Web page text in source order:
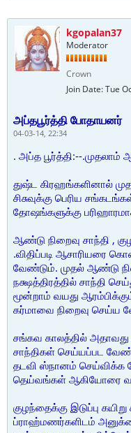
kgopalan37
Moderator
Crown
Join Date:Tue
அப்தபூர்த்தி போதாயனர்
04-03-14, 22:34
. அப்த பூர்த்தி:--.முதலாம்
துஷ்ட கிரஹங்களினால்
சிசுவுக்கு பெரிய
தோஷங்களுக்கு
ஆண்டு நிறைவு சாந்தி ,
.விதிப்படி ஆசாரியரை
வேண்டும். முதல் ஆண்டு
நக்ஷத்திரத்தில் சாந்தி
மூன்றாம் வயது
கர்மாவை நிறைவு செய்ய
சங்கவ காலத்தில்
சாந்திகள் செய்யப்பட
தடவி ஸ்நானம் செய்விக்க
தெய்வங்கள் ஆகியோரை
குழந்தைக்கு இடுப்பு
ப்ராஹ்மணர்களிடம்